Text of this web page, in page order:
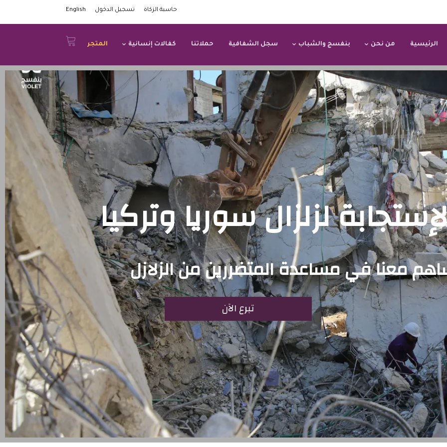
حاسبة الزكاة تسجيل الدخول English
الرئيسية من نحن بنفسج والشباب سجل الشفافية حملاتنا كفالات إنسانية المتجر
لزلزال سوريا وتركيا
معنا في مساعدة المتضررين من الزلازل
تبرع الآن